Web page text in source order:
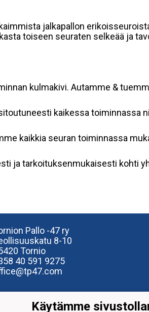
jalkapallon
toiseen seuraten selkeää ja
kulmakivi. Autamme &
kaikessa toiminnassa
kaikkia seuran toiminnassa
ja tarkoituksenmukaisesti kohti
Pallo -47 ry
8-10
Tornio
40 591 9275
Käytämme